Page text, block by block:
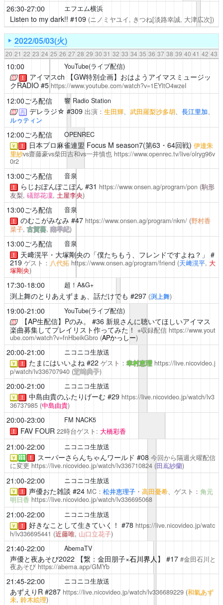
26:30-27:00 エフエム横浜
Listen to my dark!! #109 (ニノミヤユイ, きつね[淡路幸誠, 大津広次])
2022/05/03(火)
20 21 22 23 24 25 26 27 28 29 30 31 32 33 34 35 36 37 38 39 40 41 42 43
10:00 YouTube(ライブ配信)
！ アイマスch 【GW特別企画】おはようアイマスミュージッ
クRADIO #5 https://www.youtube.com/watch?v=1EYltO4wzeI
12:00ごろ配信 響 Radio Station
再 デレラジ☆ #309 出演： 生田輝、 武田羅梨沙多胡、 長江里加、
ルゥティン
12:00ごろ配信 OPENREC
￥ ！ 日本プロ麻雀連盟 Focus M season7(第63・64回戦) 伊達朱
里紗vs齋藤豪vs柴田吉和vs一井慎也 https://www.openrec.tv/live/olryg96v
0r2
13:00ごろ配信 音泉
！ らじおぽんぽこぽん #31 https://www.onsen.ag/program/pon (駒形
友梨, 礒部花凜, 土屋李央)
13:00ごろ配信 音泉
！ のむこがみなみ #47 https://www.onsen.ag/program/nkm/ (野村香
菜子,古賀葵,南早紀)
13:00ごろ配信 音泉
！ 天﨑滉平・大塚剛央の「僕たちもう、フレンドですよね？」 #
219 ゲスト： 八代拓 https://www.onsen.ag/program/friend (天﨑滉平, 大
塚剛央)
17:30-18:00 超！A&G+
渕上舞のとりあえずまぁ、話だけでも #297 (渕上舞)
19:00-21:00 YouTube(ライブ配信)
【AP生配信】Pのみ。
#36 新規さんに聴いてほしいアイマス
楽曲募集してプレイリスト作ってみた！ ※収録配信 https://www.yout
ube.com/watch?v=fnHbeikGbro (APかっしー)
20:00-21:00 ニコニコ生放送
￥ ！ たまにはいいよね#22 ゲスト：幸村恵理 https://live.nicovideo.j
p/watch/lv336707940 (芝崎典子)
20:00-21:00 ニコニコ生放送
￥ ！ 中島由貴のふたりげーむ#29 https://live.nicovideo.jp/watch/lv3
36737985 (中島由貴)
20:00-23:00 FM NACK5
！ FAV FOUR 22時台ゲスト: 大橋彩香
21:00-22:00 ニコニコ生放送
￥ 注 ！ スーパーさらんちゃんワールド #08 今回から隔週火曜配信
に変更 https://live.nicovideo.jp/watch/lv336710824 (田嶌紗蘭)
21:00-22:00 ニコニコ生放送
￥ ！ 声優おた雑談 #24 MC： 松井恵理子・ 高田憂希、ゲスト： 角元
明日香 https://live.nicovideo.jp/watch/lv336695068
21:00-22:00 ニコニコ生放送
￥ ！ 好きなことして生きていく！ #78 https://live.nicovideo.jp/watc
h/lv336695441 (近藤唯, 山口立花子)
21:40-22:00 AbemaTV
声優と夜あそび2022【繋：金田朋子×石川界人 】 #17 #金田石川と
夜あそび https://abema.app/GMYb
21:45-22:00 ニコニコ生放送
あずえりR#287 https://live.nicovideo.jp/watch/lv336689229 (和氣あず
未, 鈴木絵理)